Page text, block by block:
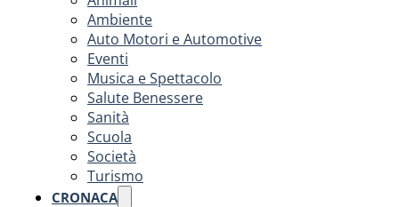
Ambiente
Auto Motori e Automotive
Eventi
Musica e Spettacolo
Salute Benessere
Sanità
Scuola
Società
Turismo
CRONACA